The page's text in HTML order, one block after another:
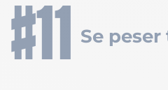
Se